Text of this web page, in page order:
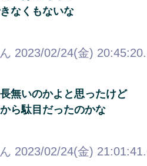
なくもないな
2023/02/24(金)
無いのかよと思ったけど
ら駄目だったのかな
2023/02/24(金)